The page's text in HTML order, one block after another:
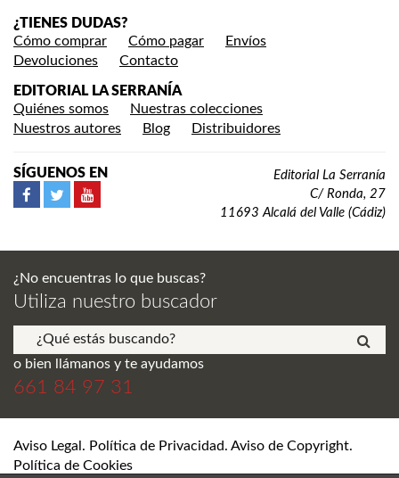
¿TIENES DUDAS?
Cómo comprar
Cómo pagar
Envíos
Devoluciones
Contacto
EDITORIAL LA SERRANÍA
Quiénes somos
Nuestras colecciones
Nuestros autores
Blog Distribuidores
SÍGUENOS EN
Editorial La Serranía
C/ Ronda, 27
11693 Alcalá del Valle (Cádiz)
¿No encuentras lo que buscas?
Utiliza nuestro buscador
o bien llámanos y te ayudamos
661 84 97 31
Aviso Legal. Política de Privacidad. Aviso de Copyright.
Política de Cookies